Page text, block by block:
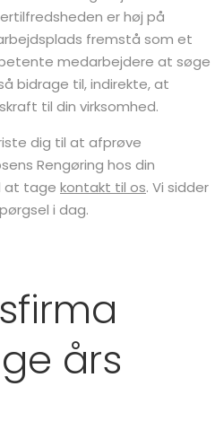
er høj på
fremstå som et
medarbejdere at søge
bidrage til, indirekte, at
til din virksomhed.
dig til at afprøve
Rengøring hos din
at tage kontakt til os. Vi sidder
i dag.
års